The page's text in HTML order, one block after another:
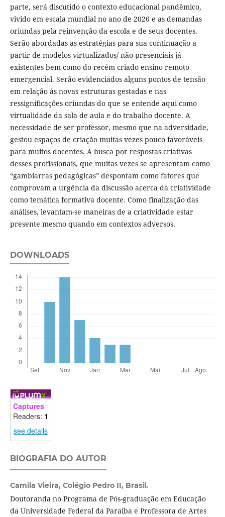
parte, será discutido o contexto educacional pandêmico,
vivido em escala mundial no ano de 2020 e as demandas
oriundas pela reinvenção da escola e de seus docentes.
Serão abordadas as estratégias para sua continuação a
partir de modelos virtualizados/ não presenciais já
existentes bem como do recém criado ensino remoto
emergencial. Serão evidenciados alguns pontos de tensão
em relação às novas estruturas gestadas e nas
ressignificações oriundas do que se entende aqui como
virtualidade da sala de aula e do trabalho docente. A
necessidade de ser professor, mesmo que na adversidade,
gestou espaços de criação muitas vezes pouco favoráveis
para muitos docentes. A busca por respostas criativas
desses profissionais, que muitas vezes se apresentam como
“gambiarras pedagógicas” despontam como fatores que
comprovam a urgência da discussão acerca da criatividade
como temática formativa docente. Como finalização das
análises, levantam-se maneiras de a criatividade estar
presente mesmo quando em contextos adversos.
DOWNLOADS
Captures
Readers: 1
see details
BIOGRAFIA DO AUTOR
Camila Vieira, Colégio Pedro II, Brasil.
Doutoranda no Programa de Pós-graduação em Educação
da Universidade Federal da Paraíba e Professora de Artes